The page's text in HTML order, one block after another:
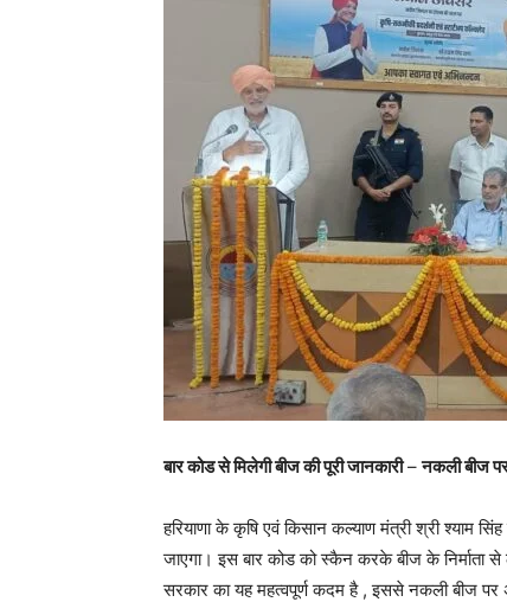
बार कोड से मिलेगी बीज की पूरी जानकारी–नकली बीज
हरियाणा के कृषि एवं किसान कल्याण मंत्री श्री श्याम
जाएगा। इस बार कोड को स्कैन करके बीज के निर्माता
सरकार का यह महत्वपूर्ण कदम है , इससे नकली बीज